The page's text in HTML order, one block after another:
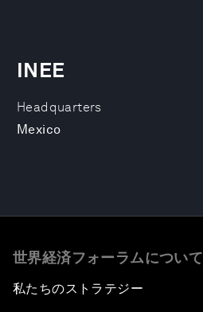
Headquarters
Mexico
INEE
世界経済フォーラムについて
私たちのストラテジー